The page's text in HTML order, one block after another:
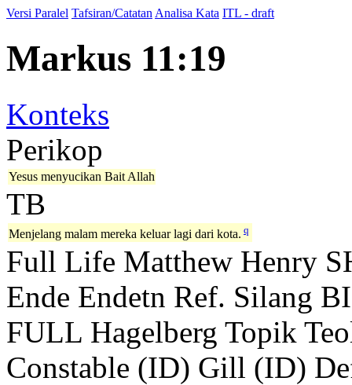
Versi Paralel Tafsiran/Catatan Analisa Kata ITL - draft
Markus 11:19
Konteks
Perikop
Yesus menyucikan Bait Allah
TB
Menjelang malam mereka keluar lagi dari kota. q
Full Life Matthew Henry
Ende Endetn Ref. Silang
FULL Hagelberg Topik
Constable (ID) Gill (ID)